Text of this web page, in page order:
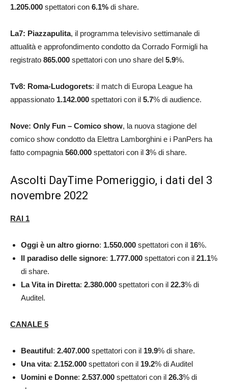
1.205.000 spettatori con 6.1% di share.
La7: Piazzapulita, il programma televisivo settimanale di
attualità e approfondimento condotto da Corrado Formigli ha
registrato 865.000 spettatori con uno share del 5.9%.
Tv8: Roma-Ludogorets: il match di Europa League ha
appassionato 1.142.000 spettatori con il 5.7% di audience.
Nove: Only Fun – Comico show, la nuova stagione del
comico show condotto da Elettra Lamborghini e i PanPers ha
fatto compagnia 560.000 spettatori con il 3% di share.
Ascolti DayTime Pomeriggio, i dati del 3
novembre 2022
RAI 1
Oggi è un altro giorno: 1.550.000 spettatori con il 16%.
Il paradiso delle signore: 1.777.000 spettatori con il 21.1%
di share.
La Vita in Diretta: 2.380.000 spettatori con il 22.3% di
Auditel.
CANALE 5
Beautiful: 2.407.000 spettatori con il 19.9% di share.
Una vita: 2.152.000 spettatori con il 19.2% di Auditel
Uomini e Donne: 2.537.000 spettatori con il 26.3% di